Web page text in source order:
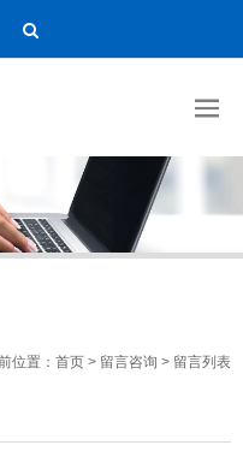
位置： 首页 > 留言咨询 > 留言列表